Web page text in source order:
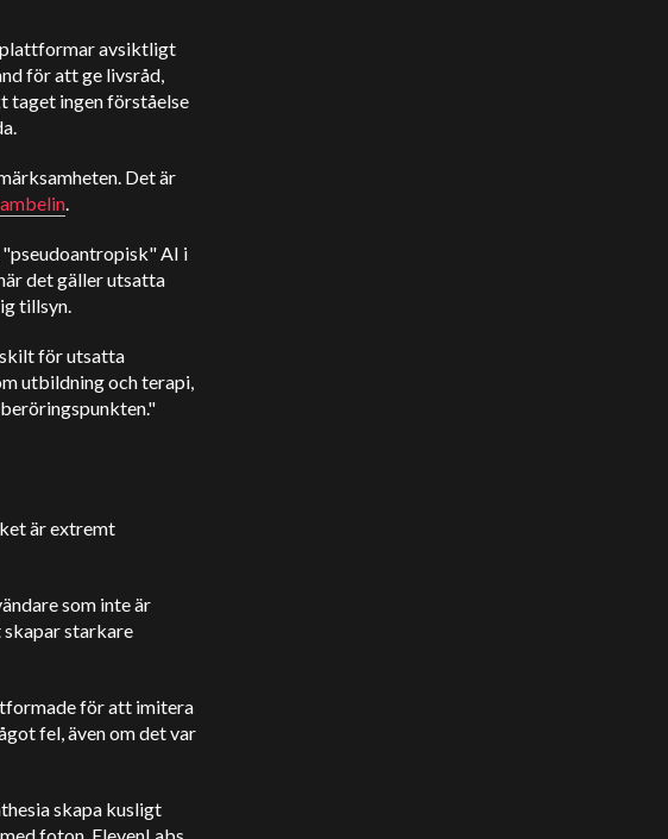
plattformar avsiktligt
för att ge livsråd,
taget ingen förståelse
Det är
.
"pseudoantropisk" AI i
det gäller utsatta
tillsyn.
för utsatta
utbildning och terapi,
är extremt
som inte är
starkare
för att imitera
fel, även om det var
skapa kusligt